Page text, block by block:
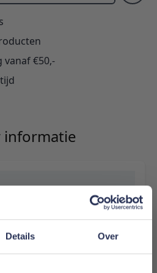
Details Over
vanaf €50,-
informatie